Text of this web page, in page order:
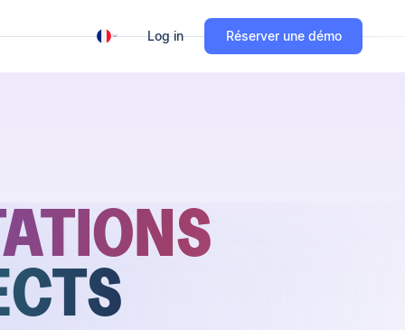
Log in Réserver une démo